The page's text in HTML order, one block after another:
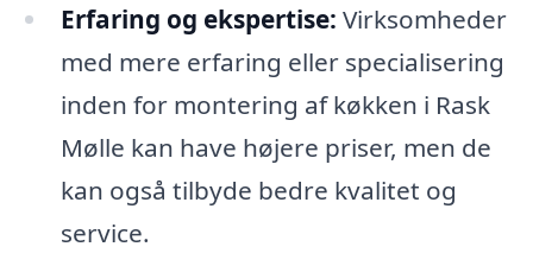
Erfaring og ekspertise: Virksomheder
med mere erfaring eller specialisering
inden for montering af køkken i Rask
Mølle kan have højere priser, men de
kan også tilbyde bedre kvalitet og
service.